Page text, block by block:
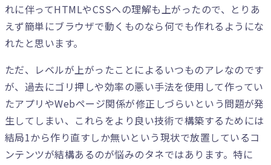
れに伴ってHTMLやCSSへの理解も上がったので、とりあ
えず簡単にブラウザで動くものなら何でも作れるようにな
れたと思います。
ただ、レベルが上がったことによるいつものアレなのです
が、過去にゴリ押しや効率の悪い手法を使用して作ってい
たアプリやWebページ関係が修正しづらいという問題が発
生してしまい、これらをより良い技術で構築するためには
結局1から作り直すしか無いという現状で放置しているコ
ンテンツが結構あるのが悩みのタネではあります。特に